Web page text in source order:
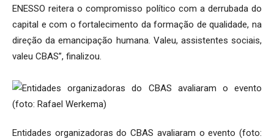
ENESSO reitera o compromisso político com a derrubada do
capital e com o fortalecimento da formação de qualidade, na
direção da emancipação humana. Valeu, assistentes sociais,
valeu CBAS”, finalizou.
Entidades organizadoras do CBAS avaliaram o evento (foto: